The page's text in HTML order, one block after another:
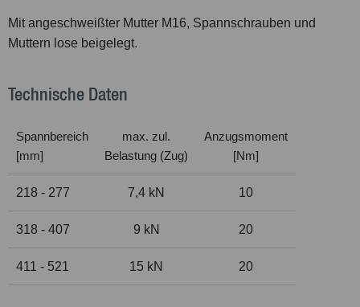
Mit angeschweißter Mutter M16, Spannschrauben und
Muttern lose beigelegt.
Technische Daten
Spannbereich
[mm]
max. zul.
Belastung (Zug)
Anzugsmoment
[Nm]
218 - 277 7,4 kN 10
318 - 407 9 kN 20
411 - 521 15 kN 20